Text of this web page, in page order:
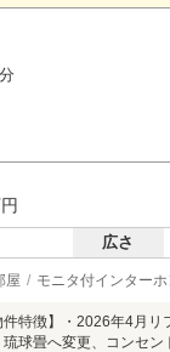
広さ
屋 モニタ付インターホ
件特徴】・2026年4月
琉球畳へ変更、コンセ